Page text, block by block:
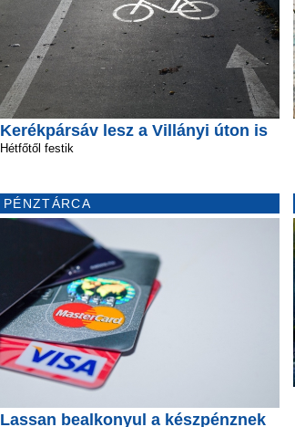
Kerékpársáv lesz a Villányi úton is
Hétfőtől festik
PÉNZTÁRCA
Lassan bealkonyul a készpénznek